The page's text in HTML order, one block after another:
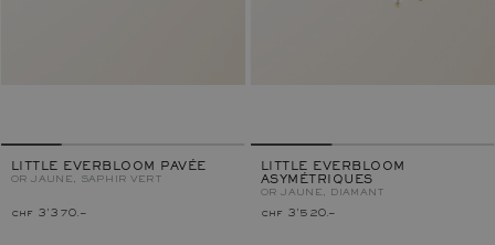
LITTLE EVERBLOOM PAVÉE
OR JAUNE, SAPHIR VERT
chf 3'370.–
LITTLE EVERBLOOM
ASYMÉTRIQUES
OR JAUNE, DIAMANT
chf 3'520.–